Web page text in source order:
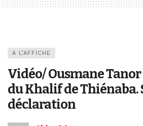
A L’AFFICHE
Vidéo/ Ousmane
du Khalif de Thiénaba.
déclaration